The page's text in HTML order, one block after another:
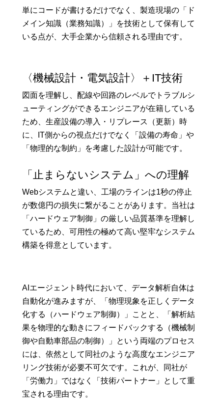
単にコードが書けるだけでなく、製造現場の「ド
メイン知識（業務知識）」を技術として保有して
いる点が、大手企業から信頼される理由です。
〈機械設計・電気設計〉＋IT技術
図面を理解し、配線や回路のレベルでトラブルシ
ューティングができるエンジニアが在籍している
ため、生産設備の導入・リプレース（更新）時
に、IT側からの視点だけでなく「設備の寿命」や
「物理的な制約」を考慮した設計が可能です。
「止まらないシステム」への理解
Webシステムと違い、工場のラインは1秒の停止
が数億円の損失に繋がることがあります。当社は
「ハードウェア制御」の厳しい品質基準を理解し
ているため、可用性の極めて高い堅牢なシステム
構築を得意としています。
AIエージェント時代において、データ解析自体は
自動化が進みますが、「物理現象を正しくデータ
化する（ハードウェア制御）」ことと、「解析結
果を物理的な動きにフィードバックする（機械制
御や自動車部品の制御）」という両端のプロセス
には、依然として同社のような高度なエンジニア
リング技術が必要不可欠です。これが、同社が
「労働力」ではなく「技術パートナー」として重
宝される理由です。